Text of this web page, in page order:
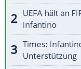
UEFA hält an
Infantino
Times:
Unterstützung